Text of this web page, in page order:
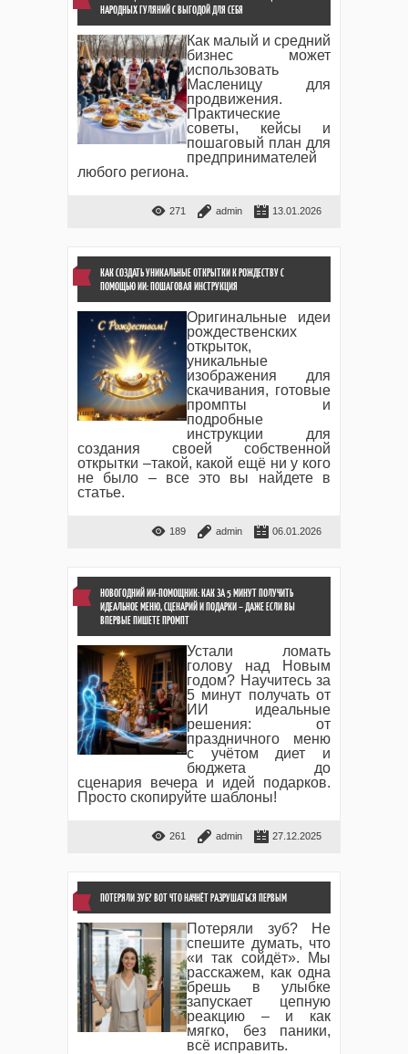
НАРОДНЫХ ГУЛЯНИЙ С ВЫГОДОЙ ДЛЯ СЕБЯ
Как малый и средний
бизнес может
использовать
Масленицу для
продвижения.
Практические
советы, кейсы и
пошаговый план для
предпринимателей
любого региона.
271 admin 13.01.2026
КАК СОЗДАТЬ УНИКАЛЬНЫЕ ОТКРЫТКИ К РОЖДЕСТВУ С
ПОМОЩЬЮ ИИ: ПОШАГОВАЯ ИНСТРУКЦИЯ
Оригинальные идеи
рождественских
открыток,
уникальные
изображения для
скачивания, готовые
промпты и
подробные
инструкции для
создания своей собственной
открытки –такой, какой ещё ни у кого
не было – все это вы найдете в
статье.
189 admin 06.01.2026
НОВОГОДНИЙ ИИ-ПОМОЩНИК: КАК ЗА 5 МИНУТ ПОЛУЧИТЬ
ИДЕАЛЬНОЕ МЕНЮ, СЦЕНАРИЙ И ПОДАРКИ – ДАЖЕ ЕСЛИ ВЫ
ВПЕРВЫЕ ПИШЕТЕ ПРОМПТ
Устали ломать
голову над Новым
годом? Научитесь за
5 минут получать от
ИИ идеальные
решения: от
праздничного меню
с учётом диет и
бюджета до
сценария вечера и идей подарков.
Просто скопируйте шаблоны!
261 admin 27.12.2025
ПОТЕРЯЛИ ЗУБ? ВОТ ЧТО НАЧНЁТ РАЗРУШАТЬСЯ ПЕРВЫМ
Потеряли зуб? Не
спешите думать, что
«и так сойдёт». Мы
расскажем, как одна
брешь в улыбке
запускает цепную
реакцию – и как
мягко, без паники,
всё исправить.